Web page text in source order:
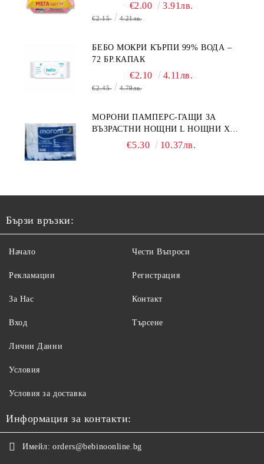
€2.00 3.91лв.
€2.15 4.21лв.
БЕБО МОКРИ КЪРПИ 99% ВОДА –
72 БР.КАПАК
€2.10 4.11лв.
€2.45 4.79лв.
МОРОНИ ПАМПЕРС-ГАЩИ ЗА
ВЪЗРАСТНИ НОЩНИ L НОЩНИ X
€5.30 10.37лв.
Бързи връзки:
Начало
Рекламации
За Нас
Вход
Чести Въпроси
Регистрация
Контакт
Търсене
Лични Данни
Условия
Условия за доставка
Информация за контакти:
Имейл: orders@bebinoonline.bg